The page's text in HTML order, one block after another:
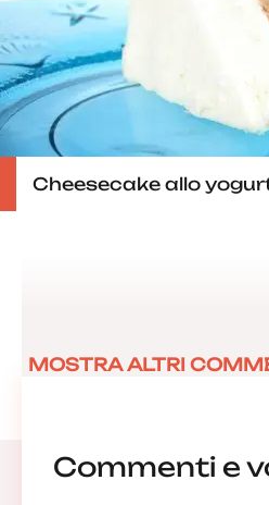
Cheesecake allo
Commenti e
MOSTRA ALTRI